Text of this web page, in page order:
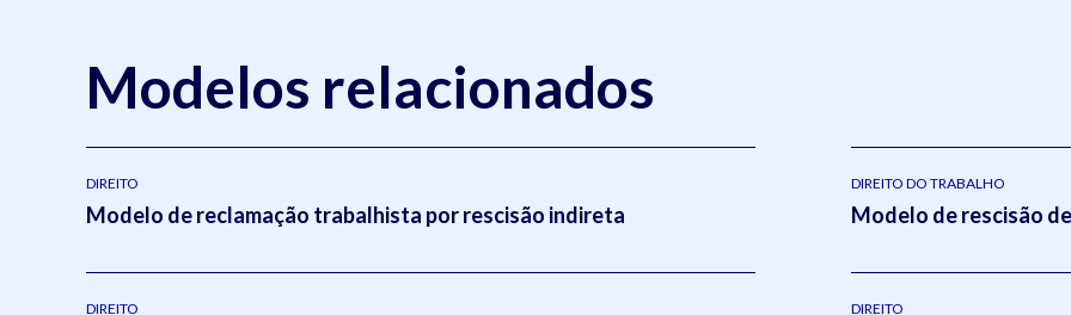
Modelos relacionados
DIREITO
Modelo de reclamação trabalhista por rescisão indireta
DIREITO DO TRABALHO
Modelo de rescisão
DIREITO DIREITO